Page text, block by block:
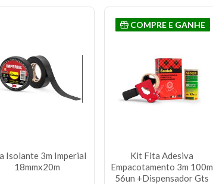
Isolante 3m Imperial
18mmx20m
COMPRE E GANHE
Kit Fita Adesiva
Empacotamento 3m 100m
56un +Dispensador Gts